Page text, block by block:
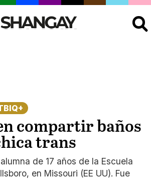
compartir baños
trans
de 17 años de la Escuela
en Missouri (EE UU). Fue